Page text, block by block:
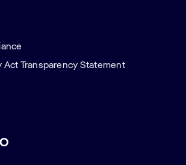
Act Transparency Statement